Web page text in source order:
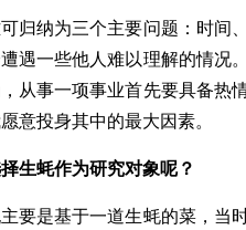
纳为三个主要问题：时间
遇一些他人难以理解的情况
从事一项事业首先要具备热
意投身其中的最大因素。
生蚝作为研究对象呢？
是基于一道生蚝的菜，当